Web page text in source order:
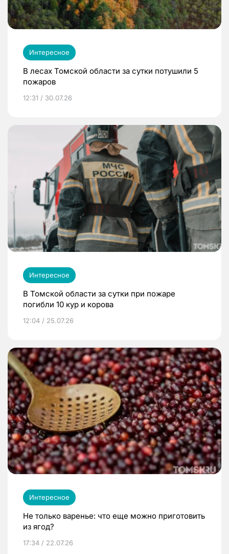
Интересное
В лесах Томской области за сутки потушили 5
пожаров
12:31 / 30.07.26
Интересное
В Томской области за сутки при пожаре
погибли 10 кур и корова
12:04 / 25.07.26
Интересное
Не только варенье: что еще можно приготовить
из ягод?
17:34 / 22.07.26